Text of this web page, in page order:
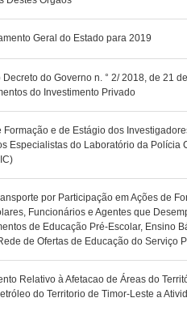
Geral do Estado para 2019
do Governo n. ° 2/ 2018, de 21
do Investimento Privado
e de Estágio dos
Especialistas do Laboratório da Polícia
por Participação em Ações de
Funcionários e Agentes que
de Educação Pré-Escolar, Ensino
de Ofertas de Educação do Serviço
Relativo à Afetacao de Áreas do
do Territorio de Timor-Leste a